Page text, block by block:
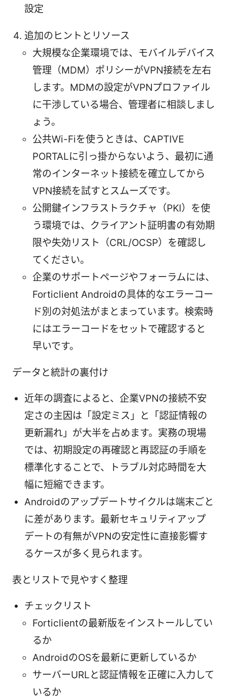
設定
追加のヒントとリソース
大規模な企業環境では、モバイルデバイス
管理（MDM）ポリシーがVPN接続を左右
します。MDMの設定がVPNプロファイル
に干渉している場合、管理者に相談しまし
ょう。
公共Wi-Fiを使うときは、CAPTIVE
PORTALに引っ掛からないよう、最初に通
常のインターネット接続を確立してから
VPN接続を試すとスムーズです。
公開鍵インフラストラクチャ（PKI）を使
う環境では、クライアント証明書の有効期
限や失効リスト（CRL/OCSP）を確認し
てください。
企業のサポートページやフォーラムには、
Forticlient Androidの具体的なエラーコー
ド別の対処法がまとまっています。検索時
にはエラーコードをセットで確認すると
早いです。
データと統計の裏付け
近年の調査によると、企業VPNの接続不安
定さの主因は「設定ミス」と「認証情報の
更新漏れ」が大半を占めます。実務の現場
では、初期設定の再確認と再認証の手順を
標準化することで、トラブル対応時間を大
幅に短縮できます。
Androidのアップデートサイクルは端末ごと
に差があります。最新セキュリティアップ
デートの有無がVPNの安定性に直接影響す
るケースが多く見られます。
表とリストで見やすく整理
チェックリスト
Forticlientの最新版をインストールしてい
るか
AndroidのOSを最新に更新しているか
サーバーURLと認証情報を正確に入力して
いるか